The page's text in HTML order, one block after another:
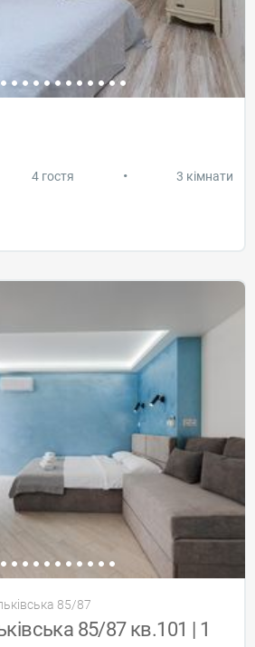
4 гостя • 3 кімнати
85/87
85/87 кв.101 | 1